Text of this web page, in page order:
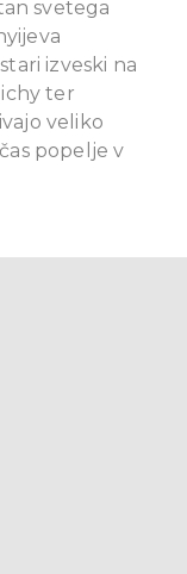
svetega
izveski na
ter
veliko
popelje v